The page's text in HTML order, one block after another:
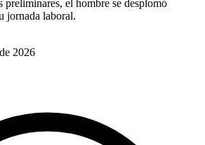
preliminares, el hombre se desplomó
jornada laboral.
2026